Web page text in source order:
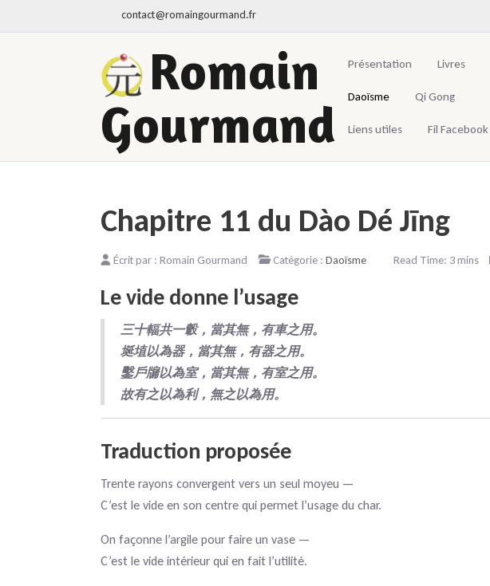
contact@romaingourmand.fr
Romain
Gourmand
Présentation Livres
Daoïsme Qi Gong
Liens utiles Fil Facebook
Chapitre 11 du Dào Dé Jīng
Écrit par : Romain Gourmand Catégorie : Daoïsme Read Time: 3 mins
Le vide donne l’usage
三十輻共一轂，當其無，有車之用。
埏埴以為器，當其無，有器之用。
鑿戶牖以為室，當其無，有室之用。
故有之以為利，無之以為用。
Traduction proposée
Trente rayons convergent vers un seul moyeu —
C’est le vide en son centre qui permet l’usage du char.
On façonne l’argile pour faire un vase —
C’est le vide intérieur qui en fait l’utilité.